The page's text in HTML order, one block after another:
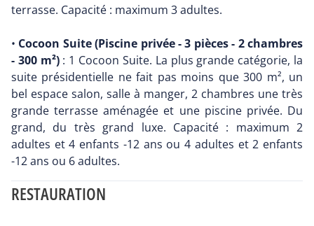
terrasse. Capacité : maximum 3 adultes.
• Cocoon Suite (Piscine privée - 3 pièces - 2 chambres
- 300 m²): 1 Cocoon Suite. La plus grande catégorie, la
suite présidentielle ne fait pas moins que 300 m², un
bel espace salon, salle à manger, 2 chambres une très
grande terrasse aménagée et une piscine privée. Du
grand, du très grand luxe. Capacité : maximum 2
adultes et 4 enfants -12 ans ou 4 adultes et 2 enfants
-12 ans ou 6 adultes.
RESTAURATION